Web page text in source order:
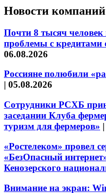
Новости компаний
Почти 8 тысяч
проблемы с
06.08.2026
Россияне полюбили
| 05.08.2026
Сотрудники РСХБ
заседании Клуба
туризм для фермеров» |
«Ростелеком» провел
«БезОпасный
Кенозерского
Внимание на экран: